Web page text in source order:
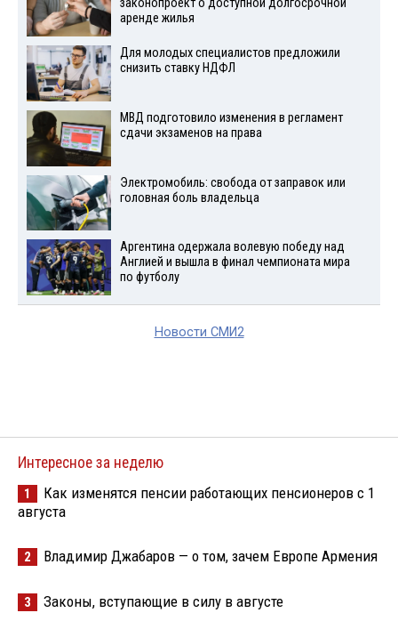
законопроект о доступной долгосрочной
аренде жилья
Для молодых специалистов предложили
снизить ставку НДФЛ
МВД подготовило изменения в регламент
сдачи экзаменов на права
Электромобиль: свобода от заправок или
головная боль владельца
Аргентина одержала волевую победу над
Англией и вышла в финал чемпионата мира
по футболу
Новости СМИ2
Интересное за неделю
1
Как изменятся пенсии работающих пенсионеров с 1
августа
2 Владимир Джабаров — о том, зачем Европе Армения
3 Законы, вступающие в силу в августе